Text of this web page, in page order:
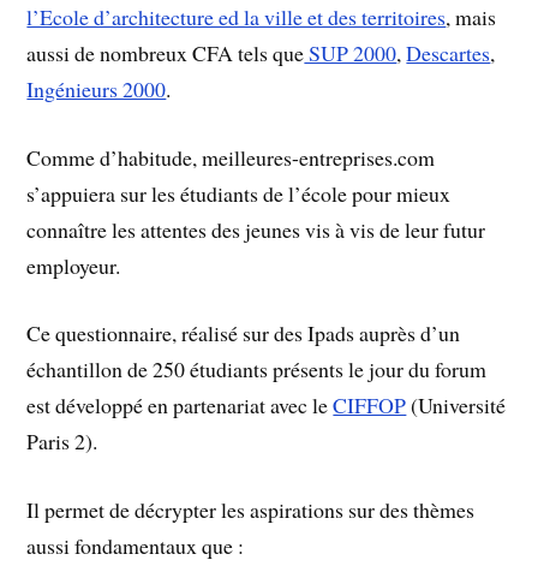
l’Ecole d’architecture ed la ville et des territoires, mais
aussi de nombreux CFA tels queSUP 2000,Descartes,
Ingénieurs 2000.
Comme d’habitude, meilleures-entreprises.com
s’appuiera sur les étudiants de l’école pour mieux
connaître les attentes des jeunes vis à vis de leur futur
employeur.
Ce questionnaire, réalisé sur des Ipads auprès d’un
échantillon de 250 étudiants présents le jour du forum
est développé en partenariat avec leCIFFOP(Université
Paris 2).
Il permet de décrypter les aspirations sur des thèmes
aussi fondamentaux que :